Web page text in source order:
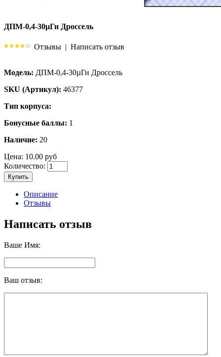
ДПМ-0,4-30µГн Дроссель
Отзывы | Написать отзыв
Модель: ДПМ-0,4-30µГн Дроссель
SKU (Артикул): 46377
Тип корпуса:
Бонусные баллы: 1
Наличие: 20
Цена: 10.00 руб
Количество:
Купить
Описание
Отзывы
Написать отзыв
Ваше Имя:
Ваш отзыв: